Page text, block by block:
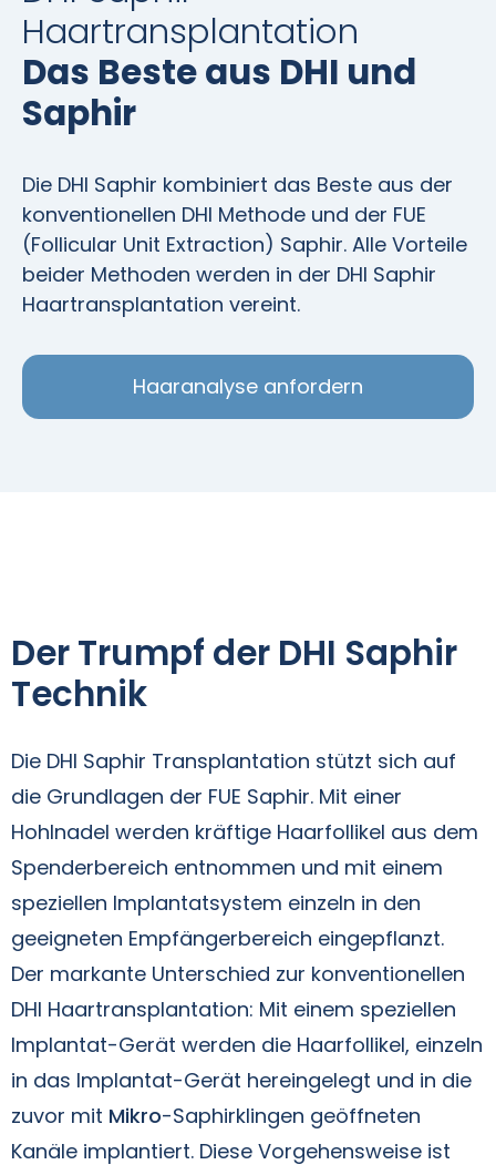
Haartransplantation
Das Beste aus DHI und
Saphir
Die DHI Saphir kombiniert das Beste aus der
konventionellen DHI Methode und der FUE
(Follicular Unit Extraction) Saphir. Alle Vorteile
beider Methoden werden in der DHI Saphir
Haartransplantation vereint.
Haaranalyse anfordern
Der Trumpf der DHI Saphir
Technik
Die DHI Saphir Transplantation stützt sich auf
die Grundlagen der FUE Saphir. Mit einer
Hohlnadel werden kräftige Haarfollikel aus dem
Spenderbereich entnommen und mit einem
speziellen Implantatsystem einzeln in den
geeigneten Empfängerbereich eingepflanzt.
Der markante Unterschied zur konventionellen
DHI Haartransplantation: Mit einem speziellen
Implantat-Gerät werden die Haarfollikel, einzeln
in das Implantat-Gerät hereingelegt und in die
zuvor mit Mikro-Saphirklingen geöffneten
Kanäle implantiert. Diese Vorgehensweise ist